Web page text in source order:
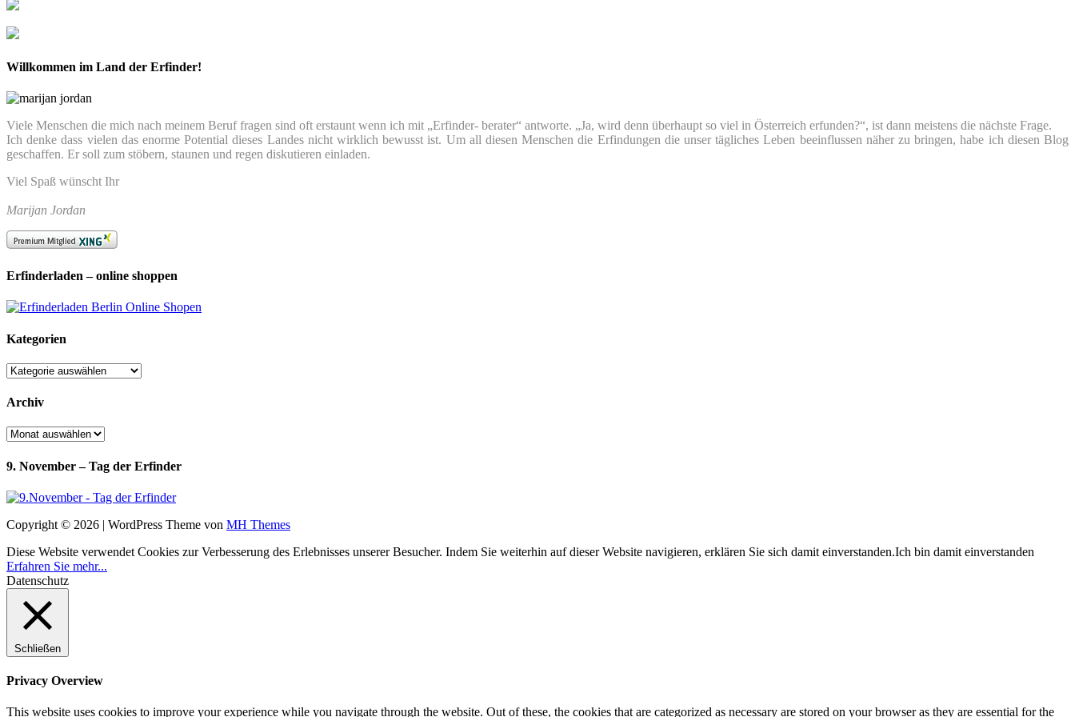
Willkommen im Land der Erfinder!
Viele Menschen die mich nach meinem Beruf fragen sind oft erstaunt wenn ich mit „Erfinder- berater“ antworte. „Ja, wird denn überhaupt so viel in Österreich erfunden?“, ist dann meistens die nächste Frage.
Ich denke dass vielen das enorme Potential dieses Landes nicht wirklich bewusst ist. Um all diesen Menschen die Erfindungen die unser tägliches Leben beeinflussen näher zu bringen, habe ich diesen Blog
geschaffen. Er soll zum stöbern, staunen und regen diskutieren einladen.
Viel Spaß wünscht Ihr
Marijan Jordan
Erfinderladen – online shoppen
Kategorien
Kategorien
Archiv
Archiv
9. November – Tag der Erfinder
Copyright © 2026 | WordPress Theme von MH Themes
Diese Website verwendet Cookies zur Verbesserung des Erlebnisses unserer Besucher. Indem Sie weiterhin auf dieser Website navigieren, erklären Sie sich damit einverstanden.Ich bin damit einverstanden
Erfahren Sie mehr...
Datenschutz
Schließen
Privacy Overview
This website uses cookies to improve your experience while you navigate through the website. Out of these, the cookies that are categorized as necessary are stored on your browser as they are essential for the